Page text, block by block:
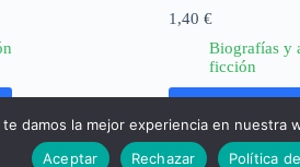
1,40 €
Biografías y
ficción
damos la mejor experiencia en
Aceptar
Rechazar Política